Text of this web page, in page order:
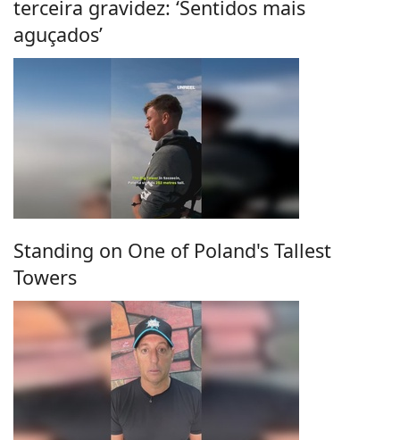
terceira gravidez: ‘Sentidos mais
aguçados’
Standing on One of Poland's Tallest
Towers